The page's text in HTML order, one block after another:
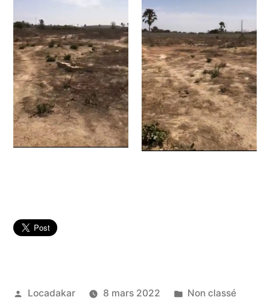
Publié
Locadakar 8 mars 2022
Publié
Non classé